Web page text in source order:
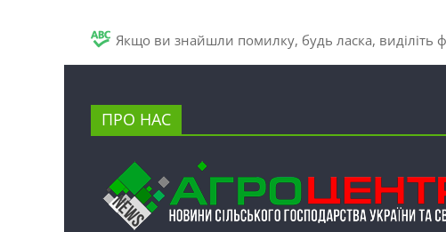
Якщо ви знайшли помилку, будь ласка, виділіть
ПРО НАС